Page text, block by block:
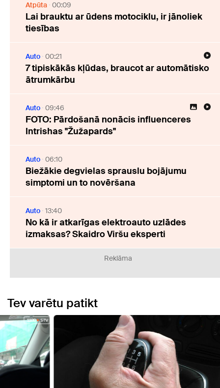
Atpūta 00:09
Lai brauktu ar ūdens motociklu, ir jānoliek
tiesības
Auto 00:21
7 tipiskākās kļūdas, braucot ar automātisko
ātrumkārbu
Auto 09:46
FOTO: Pārdošanā nonācis influenceres
Intrishas "Žužapards"
Auto 06:10
Biežākie degvielas sprauslu bojājumu
simptomi un to novēršana
Auto 13:40
No kā ir atkarīgas elektroauto uzlādes
izmaksas? Skaidro Viršu eksperti
Reklāma
Tev varētu patikt